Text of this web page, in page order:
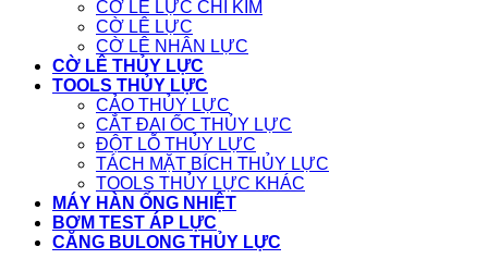
CỜ LÊ LỰC CHỈ KIM
CỜ LÊ LỰC
CỜ LÊ NHÂN LỰC
CỜ LÊ THỦY LỰC
TOOLS THỦY LỰC
CẢO THỦY LỰC
CẮT ĐAI ỐC THỦY LỰC
ĐỘT LỖ THỦY LỰC
TÁCH MẶT BÍCH THỦY LỰC
TOOLS THỦY LỰC KHÁC
MÁY HÀN ỐNG NHIỆT
BƠM TEST ÁP LỰC
CĂNG BULONG THỦY LỰC